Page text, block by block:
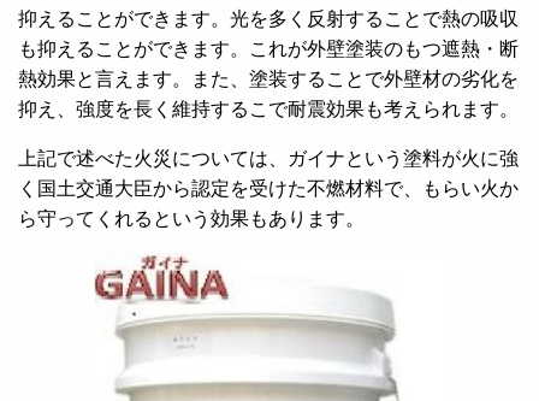
抑えることができます。光を多く反射することで熱の吸収
も抑えることができます。これが外壁塗装のもつ遮熱・断
熱効果と言えます。また、塗装することで外壁材の劣化を
抑え、強度を長く維持するこで耐震効果も考えられます。
上記で述べた火災については、ガイナという塗料が火に強
く国土交通大臣から認定を受けた不燃材料で、もらい火か
ら守ってくれるという効果もあります。